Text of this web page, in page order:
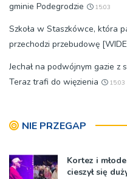
gminie Podegrodzie
15:03
Szkoła w Staszkówce, która
przechodzi przebudowę
Jechał na podwójnym gazie z
Teraz trafi do więzienia
15:03
NIE PRZEGAP
Kortez i
cieszył się